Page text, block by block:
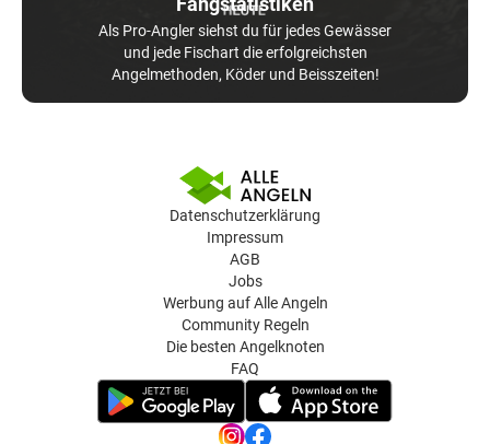
Als Pro-Angler siehst du für jedes Gewässer
und jede Fischart die erfolgreichsten
Angelmethoden, Köder und Beisszeiten!
Datenschutzerklärung
Impressum
AGB
Jobs
Werbung auf Alle Angeln
Community Regeln
Die besten Angelknoten
FAQ